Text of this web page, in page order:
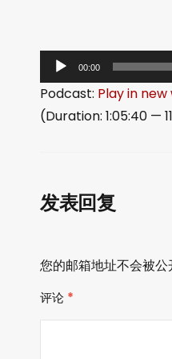
频
播
放
00:00
Podcast: Play in
(Duration: 1:05:40 —
发表回复
您的邮箱地址不会被公
评论 *